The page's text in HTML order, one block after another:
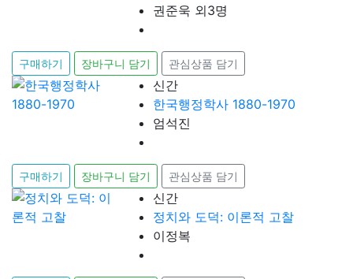
권준욱 외3명
구매하기 장바구니 담기 관심상품 담기
신간
한국행정학사 1880-1970
엄석진
구매하기 장바구니 담기 관심상품 담기
신간
정치와 도덕: 이론적 고찰
이정복